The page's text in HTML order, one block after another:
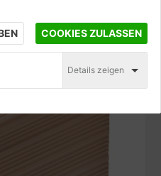
COOKIES ZULASSEN
Details zeigen